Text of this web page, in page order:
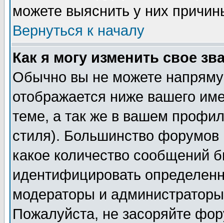
можете выяснить у них
Вернуться к началу
Как я могу изменить свое
Обычно вы не можете
отображается ниже вашего
теме, а так же в вашем
стиля). Большинство форумов
какое количество сообщений
идентифицировать
модераторы и
Пожалуйста, не засоряйте